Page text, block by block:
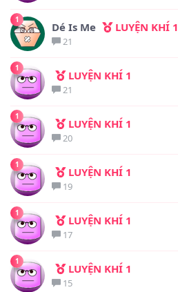
1
Dé Is Me LUYỆN KHÍ 1
21
1
LUYỆN KHÍ 1
21
1
LUYỆN KHÍ 1
20
1
LUYỆN KHÍ 1
19
1
LUYỆN KHÍ 1
17
1
LUYỆN KHÍ 1
15